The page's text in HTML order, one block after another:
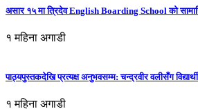
असार १५ मा त्रिदेव English Boarding School को
१ महिना अगाडी
पाठ्यपुस्तकदेखि प्रत्यक्ष अनुभवसम्म: चन्द्रवीर वलीसँग
१ महिना अगाडी